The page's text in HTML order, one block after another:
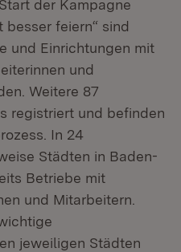
der Kampagne
besser feiern“ sind
und Einrichtungen mit
und
Weitere 87
registriert und befinden
In 24
Städten in Baden-
Betriebe mit
und Mitarbeitern.
jeweiligen Städten